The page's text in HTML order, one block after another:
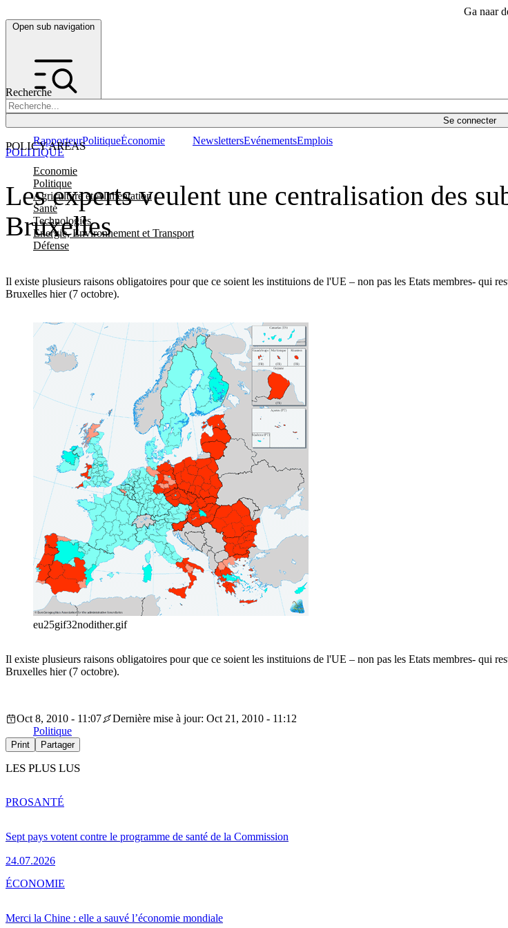
Ga naar
Open sub navigation
Recherche
Se connecter
POLICY AREAS
Economie
Politique
Agriculture et Alimentation
Santé
Technologies
Energie, Environnement et Transport
Défense
RapporteurPolitiqueÉconomie NewslettersEvénementsEmplois
Les experts veulent une centralisation des
Bruxelles
Il existe plusieurs raisons obligatoires pour que ce soient les instituions de l'UE – non pas les Etats membres- qui
Bruxelles hier (7 octobre).
POLITIQUE
eu25gif32nodither.gif
Il existe plusieurs raisons obligatoires pour que ce soient les instituions de l'UE – non pas les Etats membres- qui
Bruxelles hier (7 octobre).
Oct 8, 2010 - 11:07
Dernière mise à jour: Oct 21, 2010 - 11:12
Politique
Print Partager
LES PLUS LUS
Sept pays votent contre le programme de santé de la Commission
24.07.2026
PROSANTÉ
Merci la Chine : elle a sauvé l’économie mondiale
ÉCONOMIE